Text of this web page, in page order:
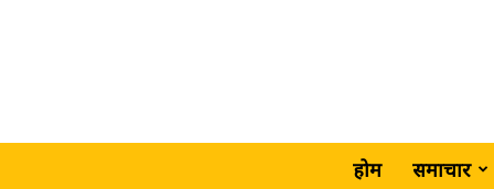
होम समाचार